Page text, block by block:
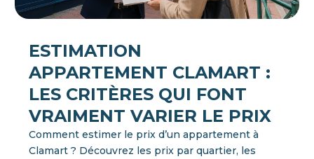
ESTIMATION
APPARTEMENT CLAMART :
LES CRITÈRES QUI FONT
VRAIMENT VARIER LE PRIX
Comment estimer le prix d’un appartement à
Clamart ? Découvrez les prix par quartier, les